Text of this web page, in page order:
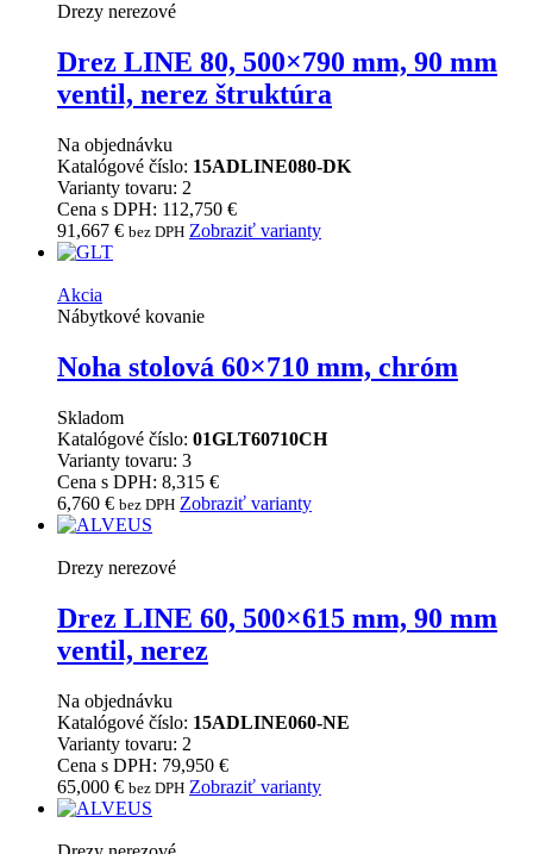
Drezy nerezové
Drez LINE 80, 500×790 mm, 90 mm
ventil, nerez štruktúra
Na objednávku
Katalógové číslo: 15ADLINE080-DK
Varianty tovaru: 2
Cena s DPH: 112,750 €
91,667 € bez DPH Zobraziť varianty
Akcia
Nábytkové kovanie
Noha stolová 60×710 mm, chróm
Skladom
Katalógové číslo: 01GLT60710CH
Varianty tovaru: 3
Cena s DPH: 8,315 €
6,760 € bez DPH Zobraziť varianty
Drezy nerezové
Drez LINE 60, 500×615 mm, 90 mm
ventil, nerez
Na objednávku
Katalógové číslo: 15ADLINE060-NE
Varianty tovaru: 2
Cena s DPH: 79,950 €
65,000 € bez DPH Zobraziť varianty